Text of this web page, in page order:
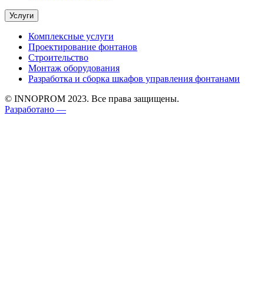
Услуги
Комплексные услуги
Проектирование фонтанов
Строительство
Монтаж оборудования
Разработка и сборка шкафов управления фонтанами
© INNOPROM 2023. Все права защищены.
Разработано —